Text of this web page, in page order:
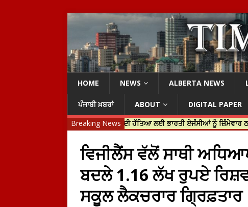
HOME NEWS ALBERTA NEWS
ਪੰਜਾਬੀ ਖ਼ਬਰਾਂ ABOUT
DIGITAL PAPER
Breaking News
ਟਰੂਡੋ ਨੇ ਹਰਦੀਪ ਨਿੱਝਰ ਦੀ ਹੱਤਿਆ ਲਈ ਭਾਰਤੀ ਏਜੰਸੀਆਂ ਨੂੰ ਜ਼ਿੰਮੇਵਾਰ ਠਹਿਰਾਇਆ
ਵਿਜੀਲੈਂਸ ਵੱਲੋਂ ਸਾਥੀ
ਬਦਲੇ 1.16 ਲੱਖ ਰੁਪਏ
ਸਕੂਲ ਲੈਕਚਰਾਰ ਗ੍ਰਿਫ਼ਤਾਰ